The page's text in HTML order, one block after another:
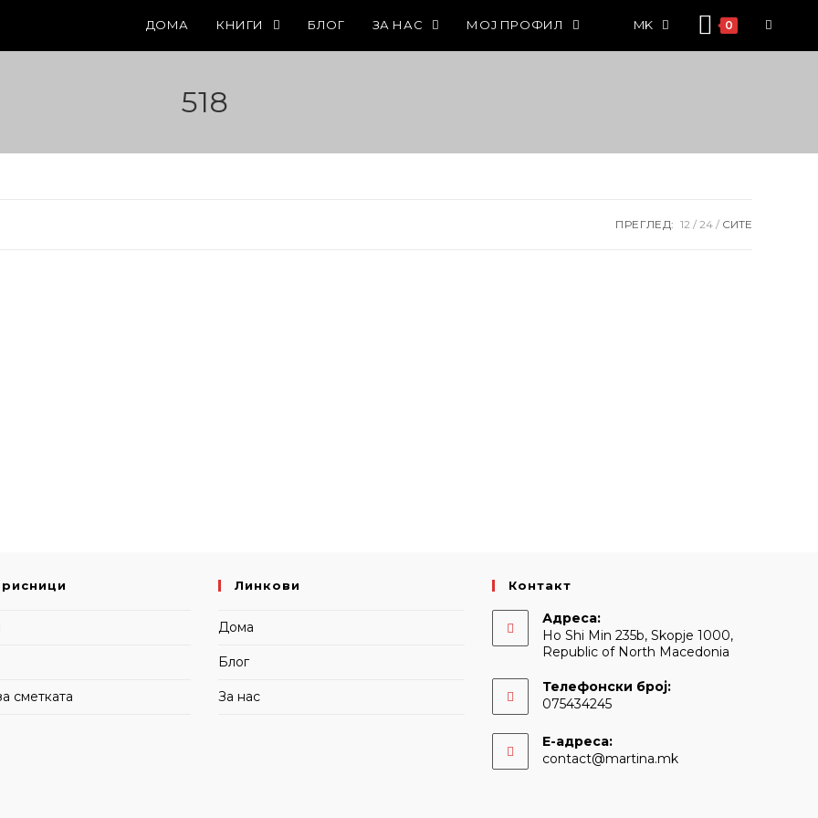
ДОМА КНИГИ БЛОГ ЗА НАС МОЈ ПРОФИЛ MK 0
518
ПРЕГЛЕД: 12 24 СИТЕ
сметката
Линкови
Дома
Блог
За нас
Контакт
Адреса:
Ho Shi Min 235b, Skopje 1000,
Republic of North Macedonia
Телефонски број:
075434245
Е-адреса:
contact@martina.mkOpens